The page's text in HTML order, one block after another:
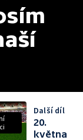
Další díl
20.
května